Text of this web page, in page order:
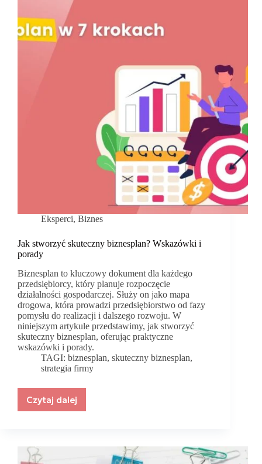
Eksperci, Biznes
Jak stworzyć skuteczny biznesplan? Wskazówki i
porady
Biznesplan to kluczowy dokument dla każdego
przedsiębiorcy, który planuje rozpoczęcie
działalności gospodarczej. Służy on jako mapa
drogowa, która prowadzi przedsiębiorstwo od fazy
pomysłu do realizacji i dalszego rozwoju. W
niniejszym artykule przedstawimy, jak stworzyć
skuteczny biznesplan, oferując praktyczne
wskazówki i porady.
TAGI: biznesplan,skuteczny biznesplan,
strategia firmy
Czytaj dalej
Jak